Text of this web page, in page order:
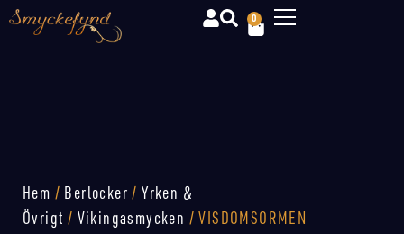
0
Hem / Berlocker /Yrken &
Övrigt / Vikingasmycken / VISDOMSORMEN